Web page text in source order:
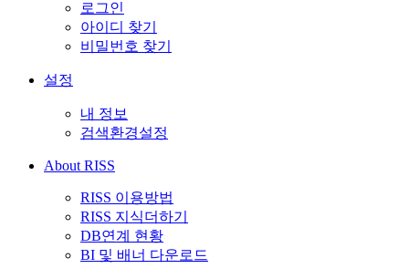
로그인
아이디 찾기
비밀번호 찾기
설정
내 정보
검색환경설정
About RISS
RISS 이용방법
RISS 지식더하기
DB연계 현황
BI 및 배너 다운로드